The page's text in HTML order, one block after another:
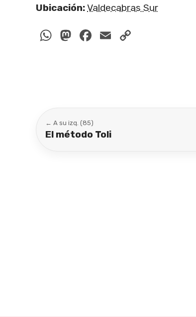
Ubicación:Valdecabras Sur
WhatsApp
Mastodon
Facebook
Email
← A su izq. (85)
El método Toli